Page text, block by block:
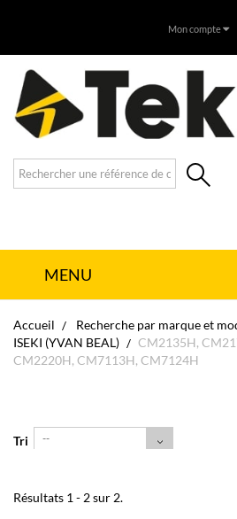
Mon compte
MENU
Accueil
Recherche par marque et
ISEKI (YVAN BEAL)
CM2135H,
CM2220H, CM7113H, CM7124H
Tri --
Résultats 1 - 2 sur 2.